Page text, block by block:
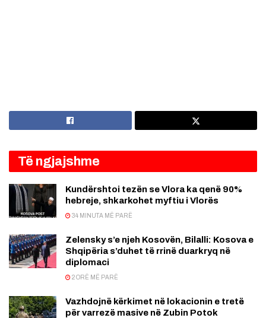
Të ngjajshme
Kundërshtoi tezën se Vlora ka qenë 90%
hebreje, shkarkohet myftiu i Vlorës
34 MINUTA MË PARË
Zelensky s’e njeh Kosovën, Bilalli: Kosova e
Shqipëria s’duhet të rrinë duarkryq në
diplomaci
2 ORË MË PARË
Vazhdojnë kërkimet në lokacionin e tretë
për varrezë masive në Zubin Potok